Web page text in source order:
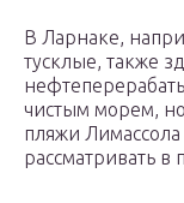
В Ларнаке,
тусклые, также
чистым морем,
пляжи
рассматривать в